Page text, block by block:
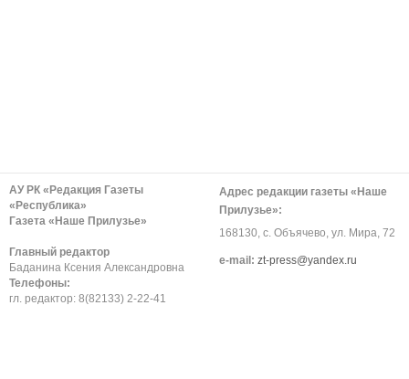
АУ РК «Редакция Газеты
«Республика»
Газета «Наше Прилузье»
Главный редактор
Баданина Ксения Александровна
Телефоны:
гл. редактор: 8(82133) 2-22-41
Адрес редакции газеты «Наше
Прилузье»:
168130, с. Объячево, ул. Мира, 72
е-mail: zt-press@yandex.ru